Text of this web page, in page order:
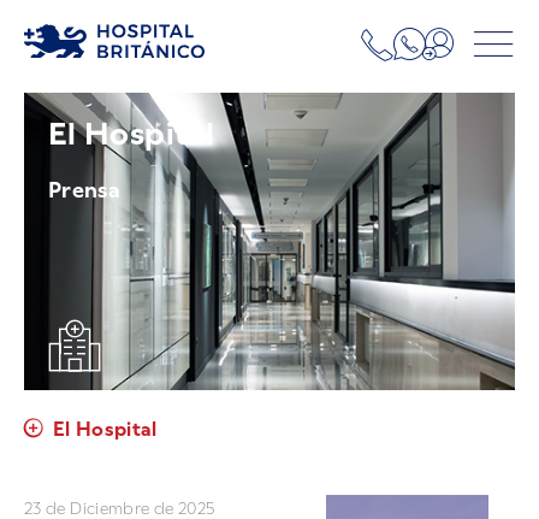
El Hospital
Prensa
El Hospital
23 de Diciembre de 2025